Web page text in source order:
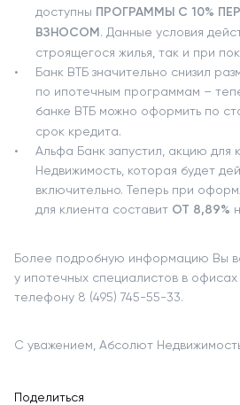
доступны ПРОГРАММЫ С 10%
ВЗНОСОМ. Данные условия
строящегося жилья, так и при
Банк ВТБ значительно снизил
по ипотечным программам –
банке ВТБ можно оформить по
срок кредита.
Альфа Банк запустил, акцию для
Недвижимость, которая будет
включительно. Теперь при
для клиента составит ОТ 8,89%
Более подробную информацию Вы
у ипотечных специалистов в
телефону 8 (495) 745-55-33.
С уважением, Абсолют
Поделиться